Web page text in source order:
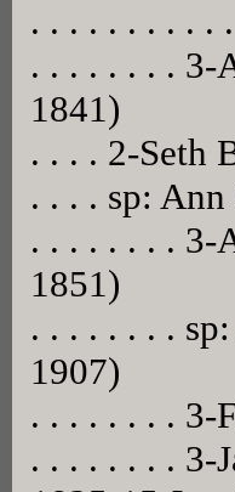
. . . . . . . . . .
. . . . . . . . 3-
1841)
. . . . 2-Seth
. . . . sp:
. . . . . . . . 3-
1851)
. . . . . . . .
1907)
. . . . . . . . 3-
. . . . . . . . 3-